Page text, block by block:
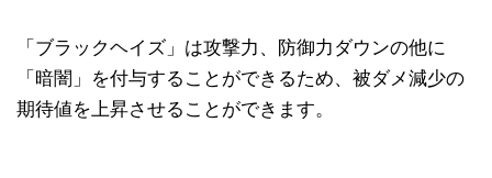
「ブラックヘイズ」は攻撃力、防御力ダウンの他に
「暗闇」を付与することができるため、被ダメ減少の
期待値を上昇させることができます。